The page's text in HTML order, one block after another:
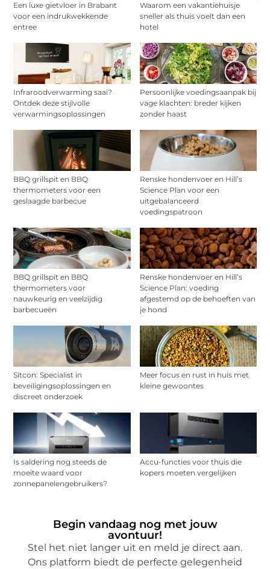
Een luxe gietvloer in Brabant
voor een indrukwekkende
entree
Waarom een vakantiehuisje
sneller als thuis voelt dan een
hotel
Infraroodverwarming saai?
Ontdek deze stijlvolle
verwarmingsoplossingen
Persoonlijke voedingsaanpak bij
vage klachten: breder kijken
zonder haast
BBQ grillspit en BBQ
thermometers voor een
geslaagde barbecue
Renske hondenvoer en Hill’s
Science Plan voor een
uitgebalanceerd
voedingspatroon
BBQ grillspit en BBQ
thermometers voor
nauwkeurig en veelzijdig
barbecueën
Renske hondenvoer en Hill’s
Science Plan: voeding
afgestemd op de behoeften van
je hond
Sitcon: Specialist in
beveiligingsoplossingen en
discreet onderzoek
Meer focus en rust in huis met
kleine gewoontes
Is saldering nog steeds de
moeite waard voor
zonnepanelengebruikers?
Accu-functies voor thuis die
kopers moeten vergelijken
Begin vandaag nog met jouw
avontuur!
Stel het niet langer uit en meld je direct aan.
Ons platform biedt de perfecte gelegenheid